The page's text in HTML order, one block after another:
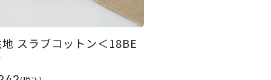
地 スラブコットン＜18BE